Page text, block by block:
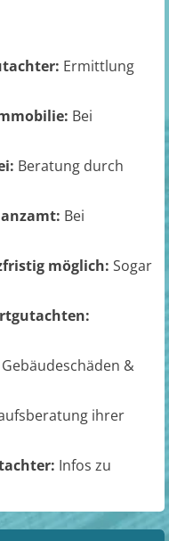
Ermittlung
Bei
Beratung durch
Bei
möglich: Sogar
Gebäudeschäden &
ihrer
Infos zu